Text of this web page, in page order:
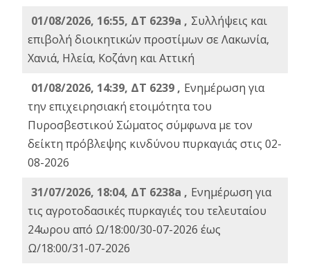
01/08/2026, 16:55, ΔΤ 6239a , Συλλήψεις και
επιβολή διοικητικών προστίμων σε Λακωνία,
Χανιά, Ηλεία, Κοζάνη και Αττική
01/08/2026, 14:39, ΔΤ 6239 , Ενημέρωση για
την επιχειρησιακή ετοιμότητα του
Πυροσβεστικού Σώματος σύμφωνα με τον
δείκτη πρόβλεψης κινδύνου πυρκαγιάς στις 02-
08-2026
31/07/2026, 18:04, ΔΤ 6238a , Ενημέρωση για
τις αγροτοδασικές πυρκαγιές του τελευταίου
24ωρου από Ω/18:00/30-07-2026 έως
Ω/18:00/31-07-2026